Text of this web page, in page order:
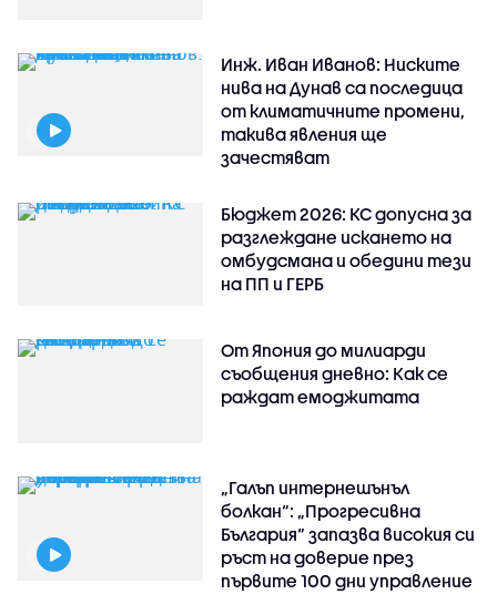
Инж. Иван Иванов: Ниските
нива на Дунав са последица
от климатичните промени,
такива явления ще
зачестяват
Бюджет 2026: КС допусна за
разглеждане искането на
омбудсмана и обедини тези
на ПП и ГЕРБ
От Япония до милиарди
съобщения дневно: Как се
раждат емоджитата
„Галъп интернешънъл
болкан“: „Прогресивна
България“ запазва високия си
ръст на доверие през
първите 100 дни управление